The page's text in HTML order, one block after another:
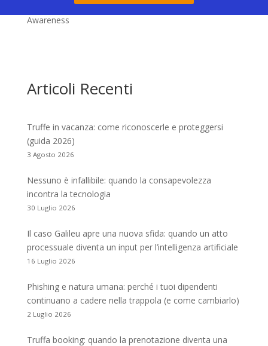
Webinar – Cyber Guru soluzioni per la Security
Awareness
Articoli Recenti
Truffe in vacanza: come riconoscerle e proteggersi
(guida 2026)
3 Agosto 2026
Nessuno è infallibile: quando la consapevolezza
incontra la tecnologia
30 Luglio 2026
Il caso Galileu apre una nuova sfida: quando un atto
processuale diventa un input per l’intelligenza artificiale
16 Luglio 2026
Phishing e natura umana: perché i tuoi dipendenti
continuano a cadere nella trappola (e come cambiarlo)
2 Luglio 2026
Truffa booking: quando la prenotazione diventa una